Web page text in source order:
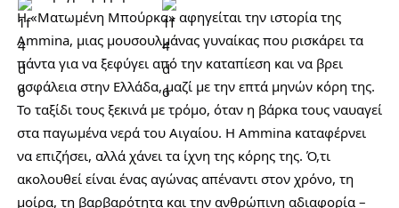
Η «Ματωμένη Μπούρκα» αφηγείται την ιστορία της
Ammina, μιας μουσουλμάνας γυναίκας που ρισκάρει τα
πάντα για να ξεφύγει από την καταπίεση και να βρει
ασφάλεια στην Ελλάδα, μαζί με την επτά μηνών κόρη της.
Το ταξίδι τους ξεκινά με τρόμο, όταν η βάρκα τους ναυαγεί
στα παγωμένα νερά του Αιγαίου. Η Ammina καταφέρνει
να επιζήσει, αλλά χάνει τα ίχνη της κόρης της. Ό,τι
ακολουθεί είναι ένας αγώνας απέναντι στον χρόνο, τη
μοίρα, τη βαρβαρότητα και την ανθρώπινη αδιαφορία –